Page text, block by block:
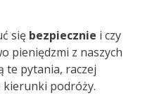
się bezpiecznie i czy
pieniędzmi z naszych
te pytania, raczej
kierunki podróży.